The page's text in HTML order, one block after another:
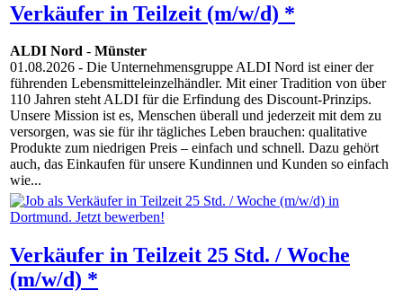
Verkäufer in Teilzeit (m/w/d) *
ALDI Nord - Münster
01.08.2026 - Die Unternehmensgruppe ALDI Nord ist einer der
führenden Lebensmitteleinzelhändler. Mit einer Tradition von über
110 Jahren steht ALDI für die Erfindung des Discount-Prinzips.
Unsere Mission ist es, Menschen überall und jederzeit mit dem zu
versorgen, was sie für ihr tägliches Leben brauchen: qualitative
Produkte zum niedrigen Preis – einfach und schnell. Dazu gehört
auch, das Einkaufen für unsere Kundinnen und Kunden so einfach
wie...
Verkäufer in Teilzeit 25 Std. / Woche
(m/w/d) *